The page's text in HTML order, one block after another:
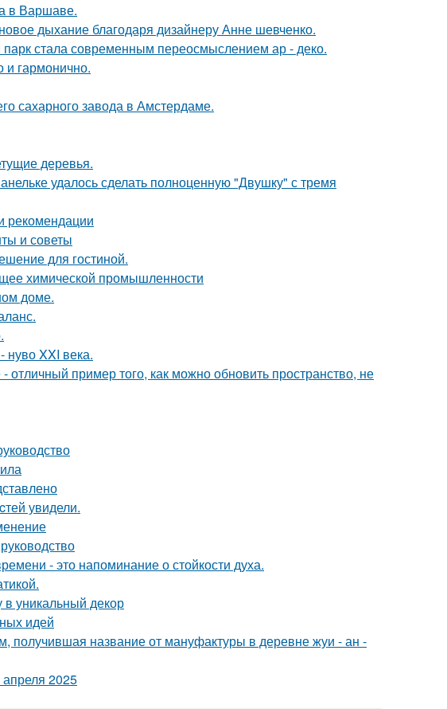
в Варшаве.
дыхание благодаря дизайнеру Анне шевченко.
стала современным переосмыслением ар - деко.
и гармонично.
сахарного завода в Амстердаме.
деревья.
удалось сделать полноценную "Двушку" с тремя
рекомендации
и советы
для гостиной.
химической промышленности
доме.
нуво XXI века.
пример того, как можно обновить пространство, не
увидели.
- это напоминание о стойкости духа.
в уникальный декор
идей
получившая название от мануфактуры в деревне жуи - ан -
2025